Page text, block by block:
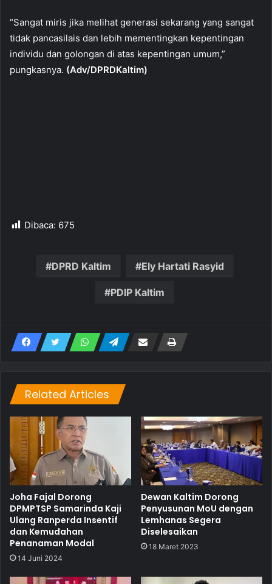
“Sangat miris jika melihat generasi sekarang yang sangat
tidak pancasilais dan lebih mementingkan kepentingan
individu dan golongan di atas kepentingan umum,”
pungkasnya. (Adv/DPRDKaltim)
Dibaca: 675
DPRD Kaltim Ely Hartati Rasyid
PDIP Kaltim
Related Articles
Joha Fajal Dorong
DPMPTSP Samarinda Kaji
Ulang Ranperda Insentif
dan Kemudahan
Penanaman Modal
14 Juni 2024
Dewan Kaltim Dorong
Penyusunan MoU dengan
Lemhanas Segera
Diselesaikan
18 Maret 2023